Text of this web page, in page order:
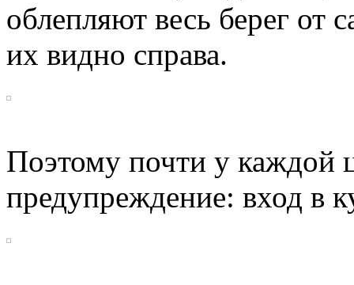
облепляют весь берег от
их видно справа.
Поэтому почти у каждой
предупреждение: вход в